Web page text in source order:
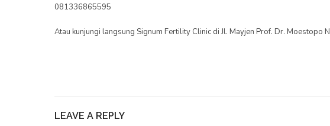
081336865595
Atau kunjungi langsung Signum Fertility Clinic di Jl. Mayjen Prof. Dr. Moestopo
LEAVE A REPLY